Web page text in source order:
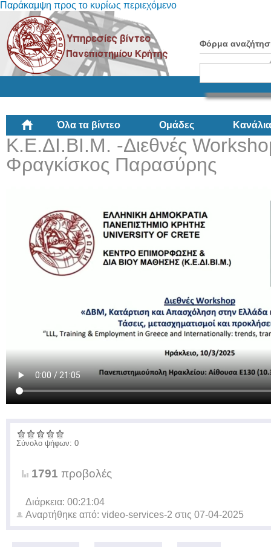
Παράκαμψη προς το κυρίως περιεχόμενο
Φόρμα
Όλα τα βίντεο Ομάδες Κανάλια
Κ.Ε.ΔΙ.ΒΙ.Μ. -Διεθνές
Φραγκίσκος Παρασύρης
Σύνολο ψήφων: 0
1791 προβολές
Διάρκεια: 00:21:04
Αναρτήθηκε από: video-services-2 στις 07-04-2025